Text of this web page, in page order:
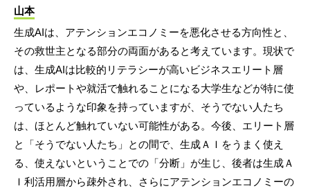
山本
生成AIは、アテンションエコノミーを悪化させる方向性と、
その救世主となる部分の両面があると考えています。現状で
は、生成AIは比較的リテラシーが高いビジネスエリート層
や、レポートや就活で触れることになる大学生などが特に使
っているような印象を持っていますが、そうでない人たち
は、ほとんど触れていない可能性がある。今後、エリート層
と「そうでない人たち」との間で、生成ＡＩをうまく使え
る、使えないということでの「分断」が生じ、後者は生成Ａ
Ｉ利活用層から疎外され、さらにアテンションエコノミーの